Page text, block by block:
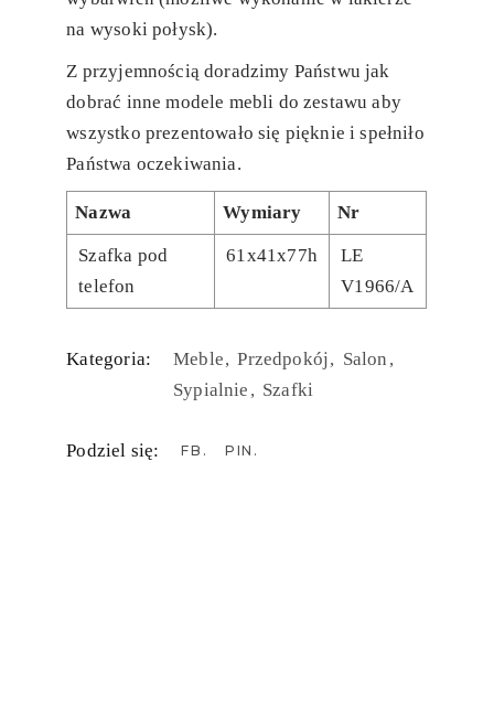
na wysoki połysk).
Z przyjemnością doradzimy Państwu jak
dobrać inne modele mebli do zestawu aby
wszystko prezentowało się pięknie i spełniło
Państwa oczekiwania.
Nazwa Wymiary Nr
Szafka pod
telefon
61x41x77h
LE
V1966/A
Kategoria: Meble Przedpokój Salon
Sypialnie Szafki
Podziel się: FB PIN